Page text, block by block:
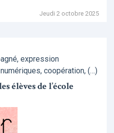
Jeudi 2 octobre 2025
expression
coopération, (…)
élèves de l’école